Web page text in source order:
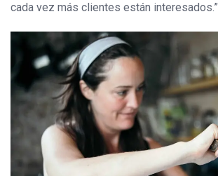
cada vez más clientes están interesados.”